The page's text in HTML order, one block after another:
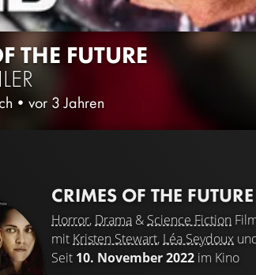
THE FUTURE
• vor 3 Jahren
CRIMES OF THE FUTURE
Horror, Drama & Science Fiction
mit Kristen Stewart, Léa Seydoux
Seit 10. November 2022 im Kino